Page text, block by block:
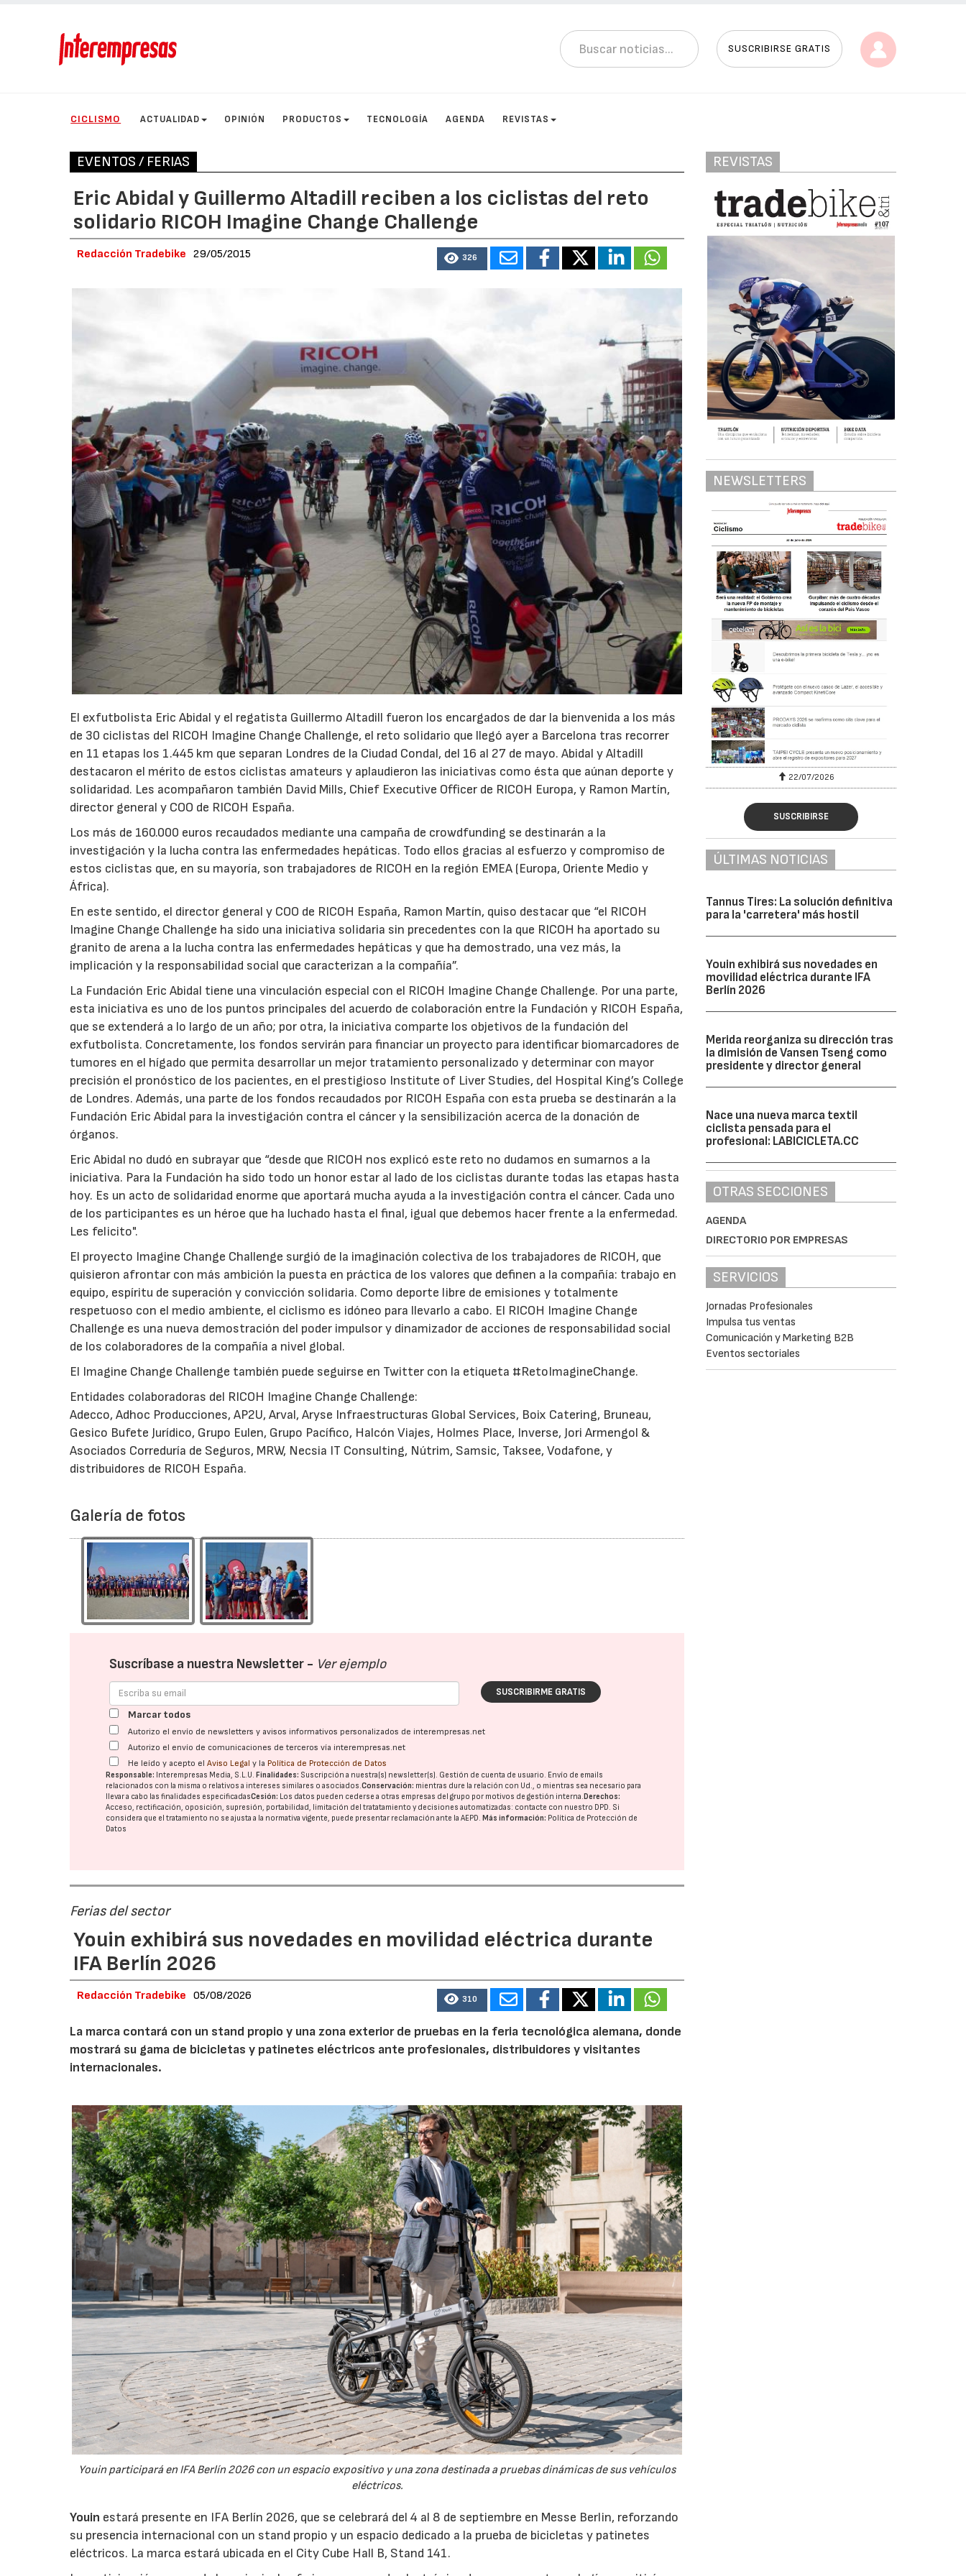
SUSCRIBIRSE GRATIS
CICLISMO ACTUALIDAD OPINIÓN PRODUCTOS TECNOLOGÍA AGENDA REVISTAS
EVENTOS / FERIAS
Eric Abidal y Guillermo Altadill reciben a los ciclistas del reto
solidario RICOH Imagine Change Challenge
Redacción Tradebike 29/05/2015 326
El exfutbolista Eric Abidal y el regatista Guillermo Altadill fueron los encargados de dar la bienvenida a los más
de 30 ciclistas del RICOH Imagine Change Challenge, el reto solidario que llegó ayer a Barcelona tras recorrer
en 11 etapas los 1.445 km que separan Londres de la Ciudad Condal, del 16 al 27 de mayo. Abidal y Altadill
destacaron el mérito de estos ciclistas amateurs y aplaudieron las iniciativas como ésta que aúnan deporte y
solidaridad. Les acompañaron también David Mills, Chief Executive Officer de RICOH Europa, y Ramon Martín,
director general y COO de RICOH España.
Los más de 160.000 euros recaudados mediante una campaña de crowdfunding se destinarán a la
investigación y la lucha contra las enfermedades hepáticas. Todo ellos gracias al esfuerzo y compromiso de
estos ciclistas que, en su mayoría, son trabajadores de RICOH en la región EMEA (Europa, Oriente Medio y
África).
En este sentido, el director general y COO de RICOH España, Ramon Martín, quiso destacar que “el RICOH
Imagine Change Challenge ha sido una iniciativa solidaria sin precedentes con la que RICOH ha aportado su
granito de arena a la lucha contra las enfermedades hepáticas y que ha demostrado, una vez más, la
implicación y la responsabilidad social que caracterizan a la compañía”.
La Fundación Eric Abidal tiene una vinculación especial con el RICOH Imagine Change Challenge. Por una parte,
esta iniciativa es uno de los puntos principales del acuerdo de colaboración entre la Fundación y RICOH España,
que se extenderá a lo largo de un año; por otra, la iniciativa comparte los objetivos de la fundación del
exfutbolista. Concretamente, los fondos servirán para financiar un proyecto para identificar biomarcadores de
tumores en el hígado que permita desarrollar un mejor tratamiento personalizado y determinar con mayor
precisión el pronóstico de los pacientes, en el prestigioso Institute of Liver Studies, del Hospital King’s College
de Londres. Además, una parte de los fondos recaudados por RICOH España con esta prueba se destinarán a la
Fundación Eric Abidal para la investigación contra el cáncer y la sensibilización acerca de la donación de
órganos.
Eric Abidal no dudó en subrayar que “desde que RICOH nos explicó este reto no dudamos en sumarnos a la
iniciativa. Para la Fundación ha sido todo un honor estar al lado de los ciclistas durante todas las etapas hasta
hoy. Es un acto de solidaridad enorme que aportará mucha ayuda a la investigación contra el cáncer. Cada uno
de los participantes es un héroe que ha luchado hasta el final, igual que debemos hacer frente a la enfermedad.
Les felicito".
El proyecto Imagine Change Challenge surgió de la imaginación colectiva de los trabajadores de RICOH, que
quisieron afrontar con más ambición la puesta en práctica de los valores que definen a la compañía: trabajo en
equipo, espíritu de superación y convicción solidaria. Como deporte libre de emisiones y totalmente
respetuoso con el medio ambiente, el ciclismo es idóneo para llevarlo a cabo. El RICOH Imagine Change
Challenge es una nueva demostración del poder impulsor y dinamizador de acciones de responsabilidad social
de los colaboradores de la compañía a nivel global.
El Imagine Change Challenge también puede seguirse en Twitter con la etiqueta #RetoImagineChange.
Entidades colaboradoras del RICOH Imagine Change Challenge:
Adecco, Adhoc Producciones, AP2U, Arval, Aryse Infraestructuras Global Services, Boix Catering, Bruneau,
Gesico Bufete Jurídico, Grupo Eulen, Grupo Pacífico, Halcón Viajes, Holmes Place, Inverse, Jori Armengol &
Asociados Correduría de Seguros, MRW, Necsia IT Consulting, Nútrim, Samsic, Taksee, Vodafone, y
distribuidores de RICOH España.
Galería de fotos
Suscríbase a nuestra Newsletter - Ver ejemplo
SUSCRIBIRME GRATIS
Marcar todos
Autorizo el envío de newsletters y avisos informativos personalizados de interempresas.net
Autorizo el envío de comunicaciones de terceros vía interempresas.net
He leído y acepto elAviso Legal y la Política de Protección de Datos
Responsable: Interempresas Media, S.L.U.Finalidades: Suscripción a nuestra(s) newsletter(s). Gestión de cuenta de usuario. Envío de emails
relacionados con la misma o relativos a intereses similares o asociados.Conservación: mientras dure la relación con Ud., o mientras sea necesario para
llevar a cabo las finalidades especificadasCesión: Los datos pueden cederse a otras empresas del grupo por motivos de gestión interna.Derechos:
Acceso, rectificación, oposición, supresión, portabilidad, limitación del tratatamiento y decisiones automatizadas: contacte con nuestro DPD. Si
considera que el tratamiento no se ajusta a la normativa vigente, puede presentar reclamación ante laAEPD.Más información: Política de Protección de
Datos
Ferias del sector
Youin exhibirá sus novedades en movilidad eléctrica durante
IFA Berlín 2026
Redacción Tradebike 05/08/2026 310
La marca contará con un stand propio y una zona exterior de pruebas en la feria tecnológica alemana, donde
mostrará su gama de bicicletas y patinetes eléctricos ante profesionales, distribuidores y visitantes
internacionales.
Youin participará en IFA Berlín 2026 con un espacio expositivo y una zona destinada a pruebas dinámicas de sus vehículos
eléctricos.
Youin estará presente en IFA Berlín 2026, que se celebrará del 4 al 8 de septiembre en Messe Berlin, reforzando
su presencia internacional con un stand propio y un espacio dedicado a la prueba de bicicletas y patinetes
eléctricos. La marca estará ubicada en el City Cube Hall B, Stand 141.
REVISTAS
NEWSLETTERS
22/07/2026 29/07/2026 22/07/2026
SUSCRIBIRSE
ÚLTIMAS NOTICIAS
Tannus Tires: La solución definitiva
para la 'carretera' más hostil
Youin exhibirá sus novedades en
movilidad eléctrica durante IFA
Berlín 2026
Merida reorganiza su dirección tras
la dimisión de Vansen Tseng como
presidente y director general
Nace una nueva marca textil
ciclista pensada para el
profesional: LABICICLETA.CC
OTRAS SECCIONES
AGENDA
DIRECTORIO POR EMPRESAS
SERVICIOS
Jornadas Profesionales
Impulsa tus ventas
Comunicación y Marketing B2B
Eventos sectoriales